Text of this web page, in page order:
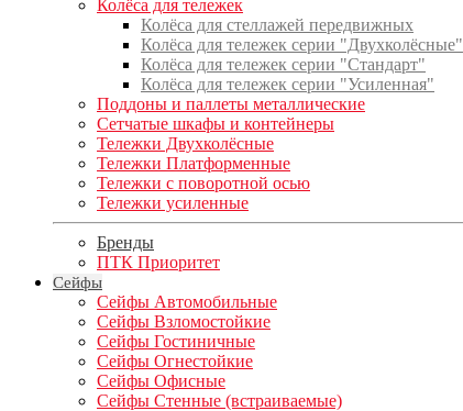
Колёса для тележек
Колёса для стеллажей передвижных
Колёса для тележек серии "Двухколёсные"
Колёса для тележек серии "Стандарт"
Колёса для тележек серии "Усиленная"
Поддоны и паллеты металлические
Сетчатые шкафы и контейнеры
Тележки Двухколёсные
Тележки Платформенные
Тележки с поворотной осью
Тележки усиленные
Бренды
ПТК Приоритет
Сейфы
Сейфы Автомобильные
Сейфы Взломостойкие
Сейфы Гостиничные
Сейфы Огнестойкие
Сейфы Офисные
Сейфы Стенные (встраиваемые)